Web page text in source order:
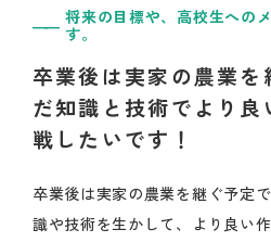
将来の目標や、高校生への
す。
卒業後は実家の農業
だ知識と技術でより
戦したいです！
卒業後は実家の農業を継ぐ予定
識や技術を生かして、より良い